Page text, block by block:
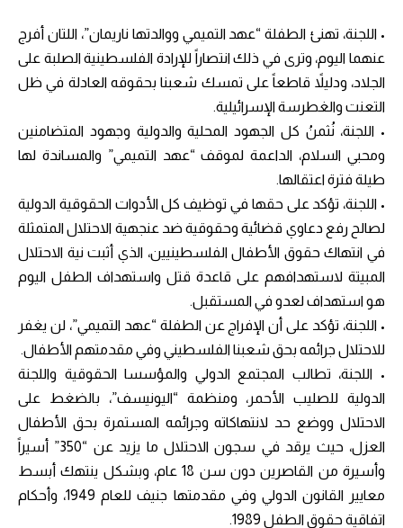
• اللجنة، تهنئ الطفلة “عهد التميمي ووالدتها ناريمان”، اللتان أفرج
عنهما اليوم، وترى في ذلك انتصاراً للإرادة الفلسطينية الصلبة على
الجلاد، ودليلاً قاطعاً على تمسك شعبنا بحقوقه العادلة في ظل
التعنت والغطرسة الإسرائيلية.
• اللجنة، نُثمنُ كل الجهود المحلية والدولية وجهود المتضامنين
ومحبي السلام، الداعمة لموقف “عهد التميمي” والمساندة لها
طيلة فترة اعتقالها.
• اللجنة، تؤكد على حقها في توظيف كل الأدوات الحقوقية الدولية
لصالح رفع دعاوي قضائية وحقوقية ضد عنجهية الاحتلال المتمثلة
في انتهاك حقوق الأطفال الفلسطينيين، الذي أثبت نية الاحتلال
المبيتة لاستهدافهم على قاعدة قتل واستهداف الطفل اليوم
هو استهداف لعدو في المستقبل.
• اللجنة، تؤكد على أن الإفراج عن الطفلة “عهد التميمي”، لن يغفر
للاحتلال جرائمه بحق شعبنا الفلسطيني وفي مقدمتهم الأطفال.
• اللجنة، تطالب المجتمع الدولي والمؤسسا الحقوقية واللجنة
الدولية للصليب الأحمر، ومنظمة “اليونيسف”، بالضغط على
الاحتلال ووضع حد لانتهاكاته وجرائمه المستمرة بحق الأطفال
العزل، حيث يرقد في سجون الاحتلال ما يزيد عن “350” أسيراً
وأسيرة من القاصرين دون سن 18 عام، وبشكل ينتهك أبسط
معايير القانون الدولي وفي مقدمتها جنيف للعام 1949، وأحكام
اتفاقية حقوق الطفل 1989.